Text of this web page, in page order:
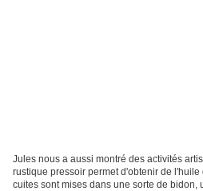
Jules nous a aussi montré des activités
rustique pressoir permet d'obtenir de
cuites sont mises dans une sorte de bidon,